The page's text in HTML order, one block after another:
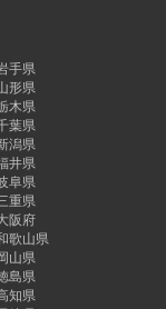
手県
形県
木県
葉県
潟県
井県
阜県
重県
阪府
歌山県
山県
島県
知県